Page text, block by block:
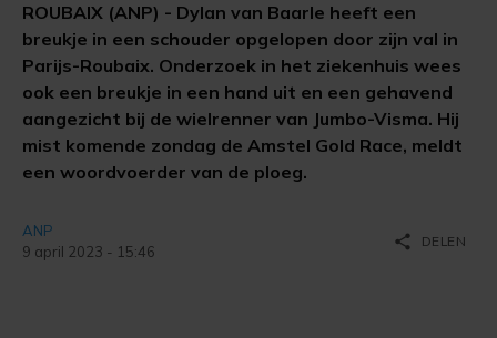
ROUBAIX (ANP) - Dylan van Baarle heeft een
breukje in een schouder opgelopen door zijn val in
Parijs-Roubaix. Onderzoek in het ziekenhuis wees
ook een breukje in een hand uit en een gehavend
aangezicht bij de wielrenner van Jumbo-Visma. Hij
mist komende zondag de Amstel Gold Race, meldt
een woordvoerder van de ploeg.
ANP
9 april 2023 - 15:46
share DELEN